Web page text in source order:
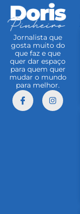
Jornalista que
gosta muito do
que faz e que
quer dar espaço
para quem quer
mudar o mundo
para melhor.